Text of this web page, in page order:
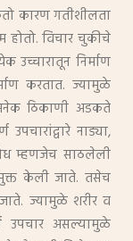
कारण गतीशीलता
होतो. विचार चुकीचे
उच्चारातून निर्माण
करतात. ज्यामुळे
अनेक ठिकाणी अडकते
नाड्या,
म्हणजेच साठलेली
केली जाते. तसेच
ज्यामुळे शरीर व
उपचार असल्यामुळे